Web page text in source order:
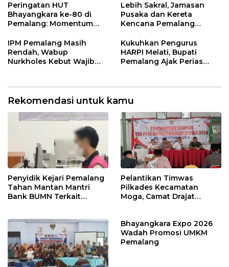
Nikah
Masukan Fraksi DPRD
Peringatan HUT
Bhayangkara ke-80 di
Pemalang: Momentum
Kamtibmas
Lebih Sakral, Jamasan
Pusaka dan Kereta
Kencana Pemalang
Ndalem Notonagoro
IPM Pemalang Masih
Rendah, Wabup
Nurkholes Kebut Wajib
Kukuhkan Pengurus
HARPI Melati, Bupati
Pemalang Ajak Perias
Rekomendasi untuk kamu
Penyidik Kejari Pemalang
Tahan Mantan Mantri
Bank BUMN Terkait
Pelantikan Timwas
Pilkades Kecamatan
Moga, Camat Drajat
Bhayangkara Expo 2026
Wadah Promosi UMKM
Pemalang